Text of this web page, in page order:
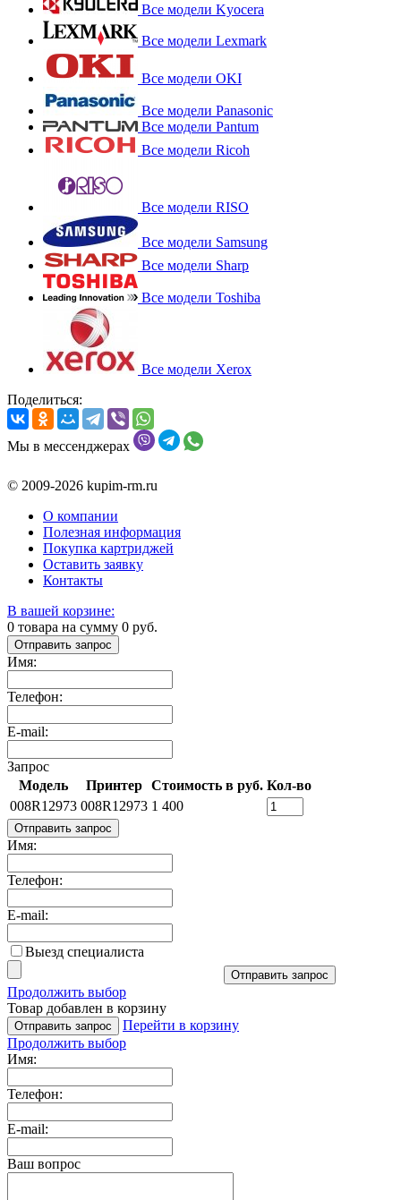
Все модели Kyocera
Все модели Lexmark
Все модели OKI
Все модели Panasonic
Все модели Pantum
Все модели Ricoh
Все модели RISO
Все модели Samsung
Все модели Sharp
Все модели Toshiba
Все модели Xerox
Поделиться:
Мы в мессенджерах
© 2009-2026 kupim-rm.ru
О компании
Полезная информация
Покупка картриджей
Оставить заявку
Контакты
В вашей корзине:
0 товара на сумму 0 руб.
Отправить запрос
Имя:
Телефон:
E-mail:
Запрос
Модель
Принтер Стоимость в руб. Кол-во
008R12973 008R12973 1 400
Отправить запрос
Имя:
Телефон:
E-mail:
Выезд специалиста
Отправить запрос
Продолжить выбор
Товар добавлен в корзину
Отправить запрос
Перейти в корзину
Продолжить выбор
Имя:
Телефон:
E-mail:
Ваш вопрос